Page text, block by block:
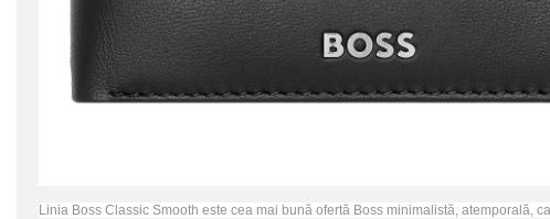
Linia Boss Classic Smooth este cea mai bună ofertă Boss minimalistă, atemporală,